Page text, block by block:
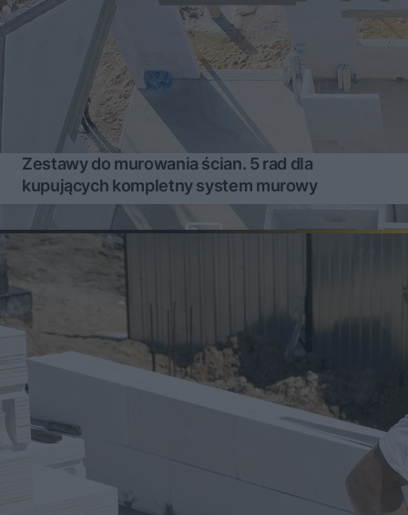
Zestawy do murowania ścian. 5 rad dla
kupujących kompletny system murowy